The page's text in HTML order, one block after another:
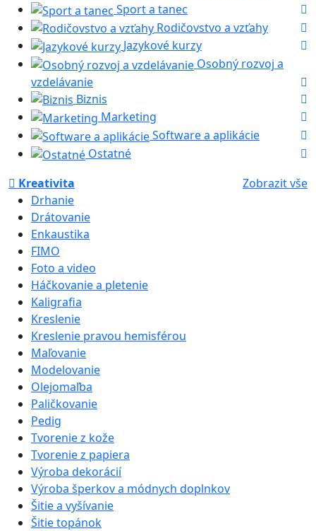
Sport a tanec
Rodičovstvo a vzťahy
Jazykové kurzy
Osobný rozvoj a
vzdelávanie
Biznis
Marketing
Software a aplikácie
Ostatné
Kreativita
Zobrazit vše
Drhanie
Drátovanie
Enkaustika
FIMO
Foto a video
Háčkovanie a pletenie
Kaligrafia
Kreslenie
Kreslenie pravou hemisférou
Maľovanie
Modelovanie
Olejomaľba
Paličkovanie
Pedig
Tvorenie z kože
Tvorenie z papiera
Výroba dekorácií
Výroba šperkov a módnych doplnkov
Šitie a vyšívanie
Šitie topánok